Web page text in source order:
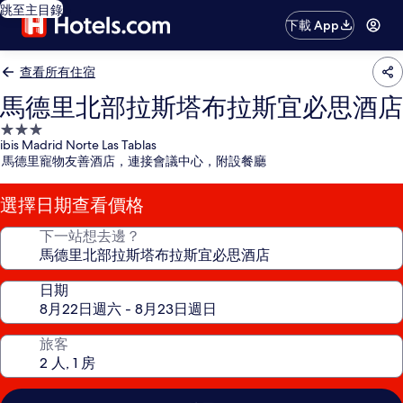
跳至主目錄
下載 App
查看所有住宿
馬德里北部拉斯塔布拉斯宜必思酒店
3.0
星
級
住
宿
ibis Madrid Norte Las Tablas
馬德里寵物友善酒店，連接會議中心，附設餐廳
選擇日期查看價格
下一站想去邊？
日期
旅客